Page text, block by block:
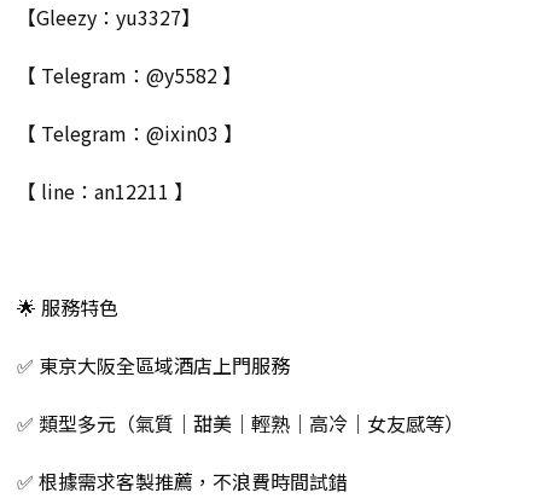
【Gleezy：yu3327】
【 Telegram：@y5582 】
【 Telegram：@ixin03 】
【 line：an12211 】
🌟 服務特色
✅ 東京大阪全區域酒店上門服務
✅ 類型多元（氣質｜甜美｜輕熟｜高冷｜女友感等）
✅ 根據需求客製推薦，不浪費時間試錯